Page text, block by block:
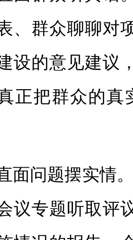
、群众聊聊对
设的意见建议
正把群众的真
问题摆实情。
议专题听取评